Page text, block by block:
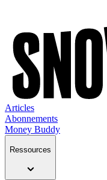
Articles
Abonnements
Money Buddy
Ressources